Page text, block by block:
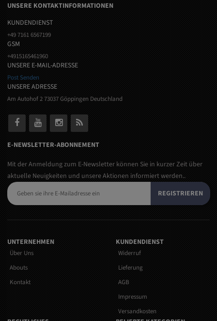
UNSERE KONTAKTINFORMATIONEN
KUNDENDIENST
+49 7161 6567199
GSM
+4915165461960
UNSERE E-MAIL-ADRESSE
Post Senden
UNSERE ADRESSE
Am Autohof 2 73037 Göppingen Deutschland
E-NEWSLETTER-ABONNEMENT
Mit der Anmeldung zum E-Newsletter können Sie in kurzer Zeit über
aktuelle Neuigkeiten und unsere Aktionen informiert werden..
REGISTRIEREN
UNTERNEHMEN
Über Uns
Abouts
Kontakt
KUNDENDIENST
Widerruf
Lieferung
AGB
Impressum
Versandkosten